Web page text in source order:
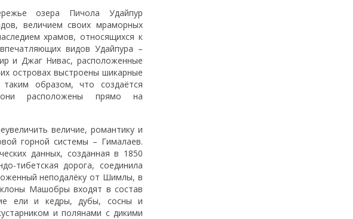
озера Пичола Удайпур
величием своих мраморных
храмов, относящихся к
видов Удайпура –
и Джаг Нивас, расположенные
островах выстроены шикарные
таким образом, что создаётся
расположены прямо на
величие, романтику и
горной системы – Гималаев.
данных, созданная в 1850
тибетская дорога, соединила
неподалёку от Шимлы, в
Машобры входят в состав
ели и кедры, дубы, сосны и
и полянами с дикими